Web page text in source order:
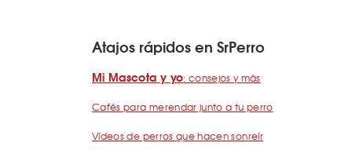
Atajos rápidos en SrPerro
Mi Mascota y yo: consejos y más
Cafés para merendar junto a tu perro
Vídeos de perros que hacen sonreír